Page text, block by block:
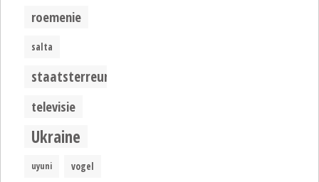
roemenie
salta
staatsterreur
televisie
Ukraine
uyuni vogel